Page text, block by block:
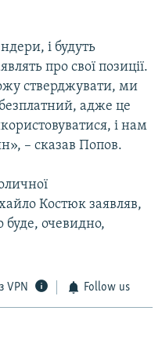
і будуть
про свої позиції.
стверджувати, ми
адже це
і нам
– сказав Попов.
Костюк заявляв,
очевидно,
VPN Follow us